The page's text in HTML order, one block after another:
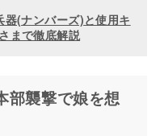
器(ナンバーズ)と使用キ
まで徹底解説
部襲撃で娘を想